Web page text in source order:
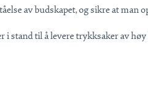
av budskapet, og sikre at man
i stand til å levere trykksaker av